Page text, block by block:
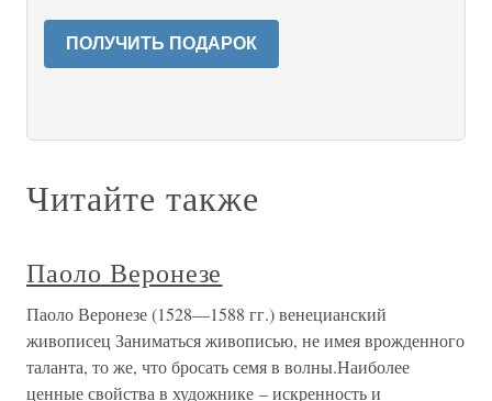
ПОЛУЧИТЬ ПОДАРОК
Читайте также
Паоло Веронезе
Паоло Веронезе (1528—1588 гг.) венецианский
живописец Заниматься живописью, не имея врожденного
таланта, то же, что бросать семя в волны.Наиболее
ценные свойства в художнике – искренность и